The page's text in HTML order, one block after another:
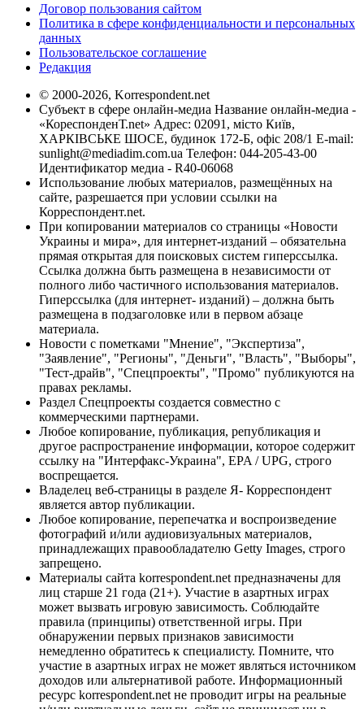
Договор пользования сайтом
Политика в сфере конфиденциальности и персональных
данных
Пользовательское соглашение
Редакция
© 2000-2026, Korrespondent.net
Субъект в сфере онлайн-медиа Название онлайн-медиа -
«КореспонденТ.net» Адрес: 02091, місто Київ,
ХАРКІВСЬКЕ ШОСЕ, будинок 172-Б, офіс 208/1 E-mail:
sunlight@mediadim.com.ua Телефон: 044-205-43-00
Идентификатор медиа - R40-06068
Использование любых материалов, размещённых на
сайте, разрешается при условии ссылки на
Корреспондент.net.
При копировании материалов со страницы «Новости
Украины и мира», для интернет-изданий – обязательна
прямая открытая для поисковых систем гиперссылка.
Ссылка должна быть размещена в независимости от
полного либо частичного использования материалов.
Гиперссылка (для интернет- изданий) – должна быть
размещена в подзаголовке или в первом абзаце
материала.
Новости с пометками "Мнение", "Экспертиза",
"Заявление", "Регионы", "Деньги", "Власть", "Выборы",
"Тест-драйв", "Спецпроекты", "Промо" публикуются на
правах рекламы.
Раздел Спецпроекты создается совместно с
коммерческими партнерами.
Любое копирование, публикация, републикация и
другое распространение информации, которое содержит
ссылку на "Интерфакс-Украина", EPA / UPG, строго
воспрещается.
Владелец веб-страницы в разделе Я- Корреспондент
является автор публикации.
Любое копирование, перепечатка и воспроизведение
фотографий и/или аудиовизуальных материалов,
принадлежащих правообладателю Getty Images, строго
запрещено.
Материалы сайта korrespondent.net предназначены для
лиц старше 21 года (21+). Участие в азартных играх
может вызвать игровую зависимость. Соблюдайте
правила (принципы) ответственной игры. При
обнаружении первых признаков зависимости
немедленно обратитесь к специалисту. Помните, что
участие в азартных играх не может являться источником
доходов или альтернативой работе. Информационный
ресурс korrespondent.net не проводит игры на реальные